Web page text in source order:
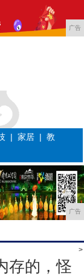
广告
|家居 |教
广告
>
存的，怪